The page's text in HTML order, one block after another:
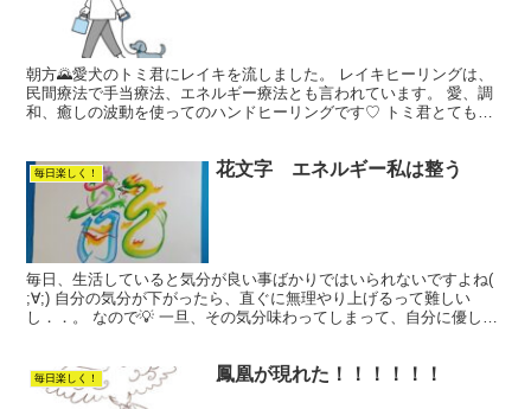
朝方🌄愛犬のトミ君にレイキを流しました。 レイキヒーリングは、
民間療法で手当療法、エネルギー療法とも言われています。 愛、調
和、癒しの波動を使ってのハンドヒーリングです♡ トミ君とても元
毎日楽しく！ 花文字 エネルギー私は整う
毎日、生活していると気分が良い事ばかりではいられないですよね(
;∀;) 自分の気分が下がったら、直ぐに無理やり上げるって難しい
し．．。 なので💡 一旦、その気分味わってしまって、自分に優しい
毎日楽しく！ 鳳凰が現れた！！！！！！